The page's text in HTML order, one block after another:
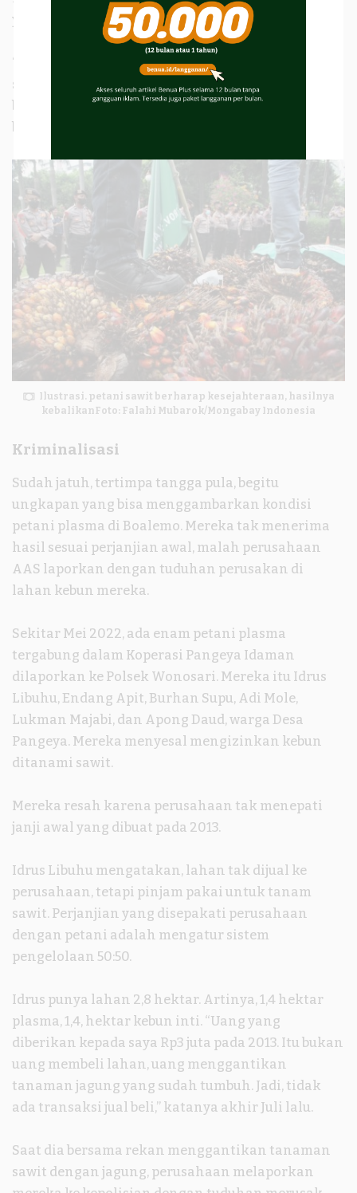
yang terbayar, dan sisanya.
“Kita sekarang tidak ada apa-apa lagi, semua
sudah dikuasai perusahaan. Kalau dulu, kita masih
bisa menikmati hasil pertanian, sekarang tidak
bisa lagi.”
Ilustrasi. petani sawit berharap kesejahteraan, hasilnya
kebalikanFoto: Falahi Mubarok/Mongabay Indonesia
Kriminalisasi
Sudah jatuh, tertimpa tangga pula, begitu
ungkapan yang bisa menggambarkan kondisi
petani plasma di Boalemo. Mereka tak menerima
hasil sesuai perjanjian awal, malah perusahaan
AAS laporkan dengan tuduhan perusakan di
lahan kebun mereka.
Sekitar Mei 2022, ada enam petani plasma
tergabung dalam Koperasi Pangeya Idaman
dilaporkan ke Polsek Wonosari. Mereka itu Idrus
Libuhu, Endang Apit, Burhan Supu, Adi Mole,
Lukman Majabi, dan Apong Daud, warga Desa
Pangeya. Mereka menyesal mengizinkan kebun
ditanami sawit.
Mereka resah karena perusahaan tak menepati
janji awal yang dibuat pada 2013.
Idrus Libuhu mengatakan, lahan tak dijual ke
perusahaan, tetapi pinjam pakai untuk tanam
sawit. Perjanjian yang disepakati perusahaan
dengan petani adalah mengatur sistem
pengelolaan 50:50.
Idrus punya lahan 2,8 hektar. Artinya, 1,4 hektar
plasma, 1,4, hektar kebun inti. “Uang yang
diberikan kepada saya Rp3 juta pada 2013. Itu bukan
uang membeli lahan, uang menggantikan
tanaman jagung yang sudah tumbuh. Jadi, tidak
ada transaksi jual beli,” katanya akhir Juli lalu.
Saat dia bersama rekan menggantikan tanaman
sawit dengan jagung, perusahaan melaporkan